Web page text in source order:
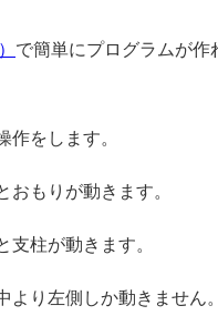
で簡単にプログラムが作
作をします。
おもりが動きます。
支柱が動きます。
より左側しか動きません。